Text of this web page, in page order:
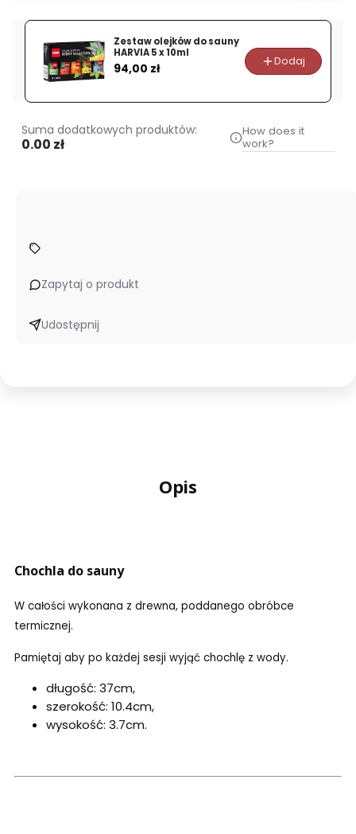
Zestaw olejków do sauny
HARVIA 5 x 10ml
Cena
94,00 zł Dodaj
Suma dodatkowych produktów:
0.00 zł
How does it
work?
Zapytaj o produkt
Udostępnij
Opis
Chochla do sauny
W całości wykonana z drewna, poddanego obróbce
termicznej.
Pamiętaj aby po każdej sesji wyjąć chochlę z wody.
długość: 37cm,
szerokość: 10.4cm,
wysokość: 3.7cm.